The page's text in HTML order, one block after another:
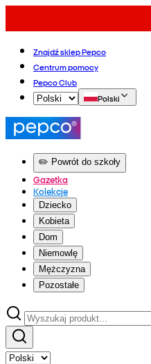
Znajdź sklep Pepco
Centrum pomocy
Pepco Club
Polski
✏️ Powrót do szkoły
Gazetka
Kolekcje
Dziecko
Kobieta
Dom
Niemowlę
Mężczyzna
Pozostałe